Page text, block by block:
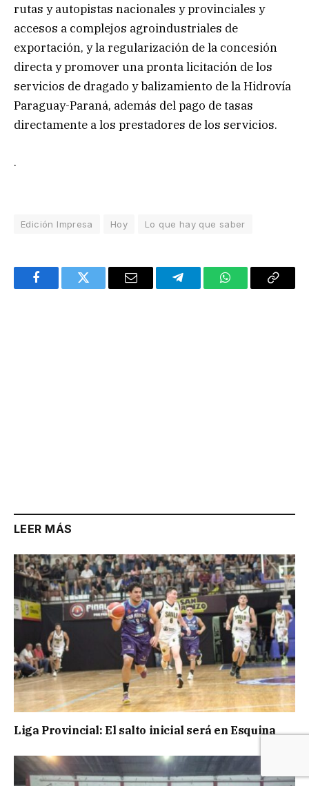
rutas y autopistas nacionales y provinciales y
accesos a complejos agroindustriales de
exportación, y la regularización de la concesión
directa y promover una pronta licitación de los
servicios de dragado y balizamiento de la Hidrovía
Paraguay-Paraná, además del pago de tasas
directamente a los prestadores de los servicios.
.
Edición Impresa Hoy Lo que hay que saber
FacebookTwitter Email TelegramWhatsAppCopy
LEER MÁS
Liga Provincial: El salto inicial será en Esquina